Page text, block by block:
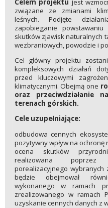
związane ze zmianami
leśnych. Podjęte
zapobieganie
skutków zjawisk naturalnych
wezbraniowych, powodzie i
Cel główny projektu
kompleksowych działań
przed kluczowymi
klimatycznymi. Obejmą one
oraz przeciwdziałanie
terenach górskich.
Cele uzupełniające:
odbudowa cennych
pozytywny wpływ na
ocena skutków
realizowana poprzez
porealizacyjnego wybranych
będzie obejmował
wykonanego w ramach
zrealizowanego w ramach
uzyskanie cennych danych z